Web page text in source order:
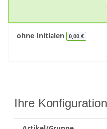
ohne Initialen 0,00 €
Ihre Konfiguration